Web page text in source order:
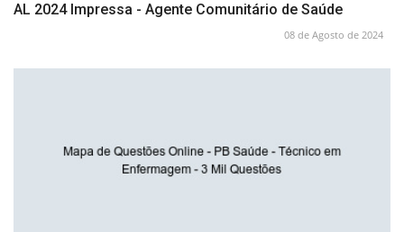
AL 2024 Impressa - Agente Comunitário de Saúde
08 de Agosto de 2024